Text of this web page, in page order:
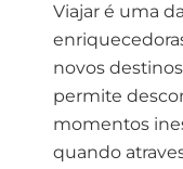
Viajar é uma
novos
permite
momentos
quando